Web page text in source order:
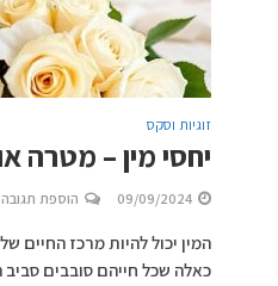
זוגיות וסקס
יחסי מין – מטרה
09/09/2024 הוספת תגובה
המין יכול להיות מרכז החיים
כאלה שכל חייהם סובבים סביב